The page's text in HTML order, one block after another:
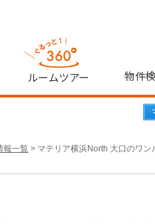
ルームツアー 物件
報一覧 > マテリア横浜North 大口のワン